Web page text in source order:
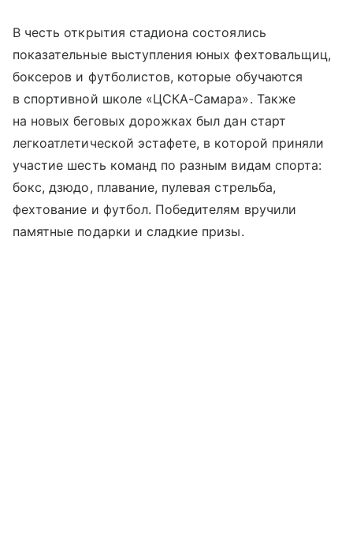
В честь открытия стадиона состоялись
показательные выступления юных фехтовальщиц,
боксеров и футболистов, которые обучаются
в спортивной школе «ЦСКА-Самара». Также
на новых беговых дорожках был дан старт
легкоатлетической эстафете, в которой приняли
участие шесть команд по разным видам спорта:
бокс, дзюдо, плавание, пулевая стрельба,
фехтование и футбол. Победителям вручили
памятные подарки и сладкие призы.